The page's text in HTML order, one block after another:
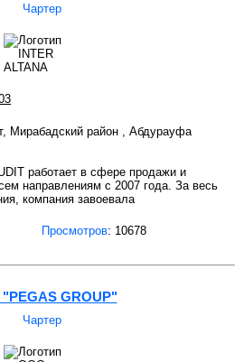
Чартер
Мирабадский район , Абдурауфа
работает в сфере продажи и
направлениям с 2007 года. За весь
компания завоевала
Просмотров: 10678
GROUP"
Чартер